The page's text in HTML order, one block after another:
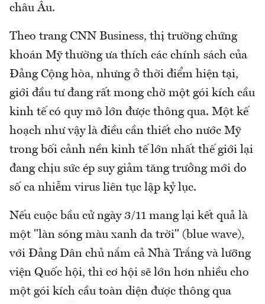
châu Âu.
Theo trang CNN Business, thị trường chứng
khoán Mỹ thường ưa thích các chính sách của
Đảng Cộng hòa, nhưng ở thời điểm hiện tại,
giới đầu tư đang rất mong chờ một gói kích cầu
kinh tế có quy mô lớn được thông qua. Một kế
hoạch như vậy là điều cần thiết cho nước Mỹ
trong bối cảnh nền kinh tế lớn nhất thế giới lại
đang chịu sức ép suy giảm tăng trưởng mới do
số ca nhiễm virus liên tục lập kỷ lục.
Nếu cuộc bầu cử ngày 3/11 mang lại kết quả là
một "làn sóng màu xanh da trời" (blue wave),
với Đảng Dân chủ nắm cả Nhà Trắng và lưỡng
viện Quốc hội, thì cơ hội sẽ lớn hơn nhiều cho
một gói kích cầu toàn diện được thông qua